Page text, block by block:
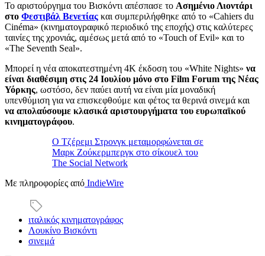
Το αριστούργημα του Βισκόντι απέσπασε το Ασημένιο Λιοντάρι
στο Φεστιβάλ Βενετίας και συμπεριλήφθηκε από το «Cahiers du
Cinéma» (κινηματογραφικό περιοδικό της εποχής) στις καλύτερες
ταινίες της χρονιάς, αμέσως μετά από το «Touch of Evil» και το
«The Seventh Seal».
Μπορεί η νέα αποκατεστημένη 4K έκδοση του «White Nights» να
είναι διαθέσιμη στις 24 Ιουλίου μόνο στο Film Forum της Νέας
Υόρκης, ωστόσο, δεν παύει αυτή να είναι μία μοναδική
υπενθύμιση για να επισκεφθούμε και φέτος τα θερινά σινεμά και
να απολαύσουμε κλασικά αριστουργήματα του ευρωπαϊκού
κινηματογράφου.
Ο Τζέρεμι Στρονγκ μεταμορφώνεται σε
Μαρκ Ζούκερμπεργκ στο σίκουελ του
The Social Network
Με πληροφορίες από IndieWire
ιταλικός κινηματογράφος
Λουκίνο Βισκόντι
σινεμά